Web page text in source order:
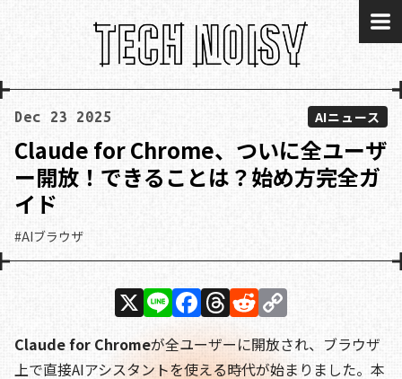
Dec 23 2025 AIニュース
Claude for Chrome、ついに全ユーザ
ー開放！できることは？始め方完全ガ
イド
#AIブラウザ
X Li
n
e
F
a
c
T
h
re
R
e
d
o
p
Claude for Chromeが全ユーザーに開放され、ブラウザ
上で直接AIアシスタントを使える時代が始まりました。本